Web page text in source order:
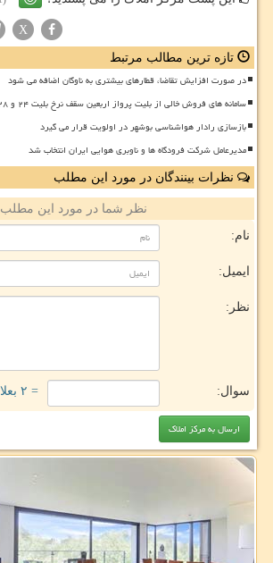
X
تازه ترین مطالب مرتبط
در صورت افزایش تقاضا، قطارهای بیشتری به ناوگان اضافه می شود
سامانه های فروش خالی از بلیت پرواز اربعین سقف نرخ بلیت ۲۴ و ۲۸ میلیون
بازسازی رادار هواشناسی بوشهر در اولویت قرار می گیرد
مدیرعامل شرکت فرودگاه ها و ناوبری هوایی ایران انتخاب شد
نظرات بینندگان در مورد این مطلب
نظر شما در مورد این مطلب
نام:
ایمیل:
نظر:
سوال: = ۲ بعلاوه ۳